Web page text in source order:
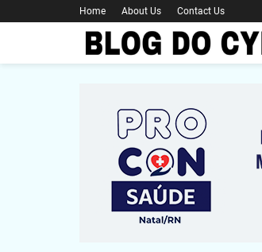
Home About Us Contact Us